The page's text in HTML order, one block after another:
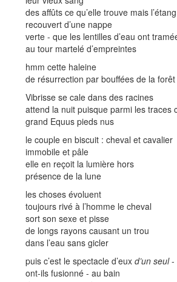
des affûts ce qu’elle trouve mais l’étang
recouvert d’une nappe
verte - que les lentilles d’eau ont
au tour martelé d’empreintes
hmm cette haleine
de résurrection par bouffées de la forêt
Vibrisse se cale dans des racines
attend la nuit puisque parmi les traces
grand Equus pieds nus
le couple en biscuit : cheval et cavalier
immobile et pâle
elle en reçoit la lumière hors
présence de la lune
les choses évoluent
toujours rivé à l’homme le cheval
sort son sexe et pisse
de longs rayons causant un trou
dans l’eau sans gicler
puis c’est le spectacle d’eux d’un seul-
ont-ils fusionné - au bain